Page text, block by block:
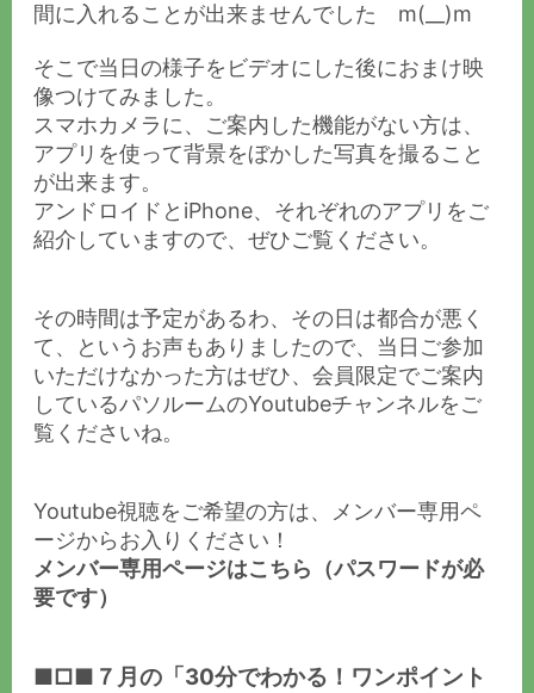
間に入れることが出来ませんでした m(__)m
そこで当日の様子をビデオにした後におまけ映
像つけてみました。
スマホカメラに、ご案内した機能がない方は、
アプリを使って背景をぼかした写真を撮ること
が出来ます。
アンドロイドとiPhone、それぞれのアプリをご
紹介していますので、ぜひご覧ください。
その時間は予定があるわ、その日は都合が悪く
て、というお声もありましたので、当日ご参加
いただけなかった方はぜひ、会員限定でご案内
しているパソルームのYoutubeチャンネルをご
覧くださいね。
Youtube視聴をご希望の方は、メンバー専用ペ
ージからお入りください！
メンバー専用ページはこちら （パスワードが必
要です）
■□■７月の「30分でわかる！ワンポイント